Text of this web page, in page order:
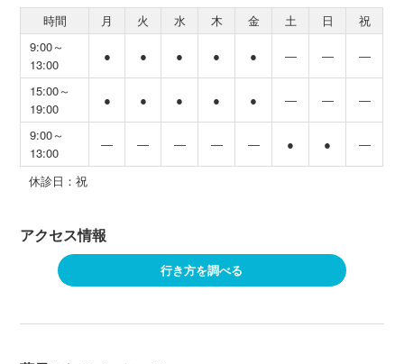
時間 月 火 水 木 金 土 日
祝
9:00～
13:00
● ● ● ● ● ― ― ―
15:00～
19:00
● ● ● ● ● ― ― ―
9:00～
13:00
― ― ― ― ― ● ● ―
休診日：祝
アクセス情報
行き方を調べる